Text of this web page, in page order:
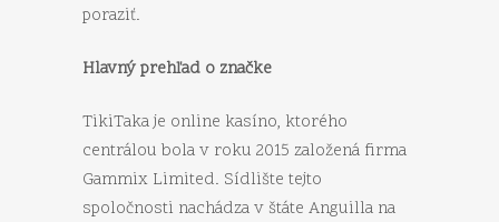
poraziť.
Hlavný prehľad o značke
TikiTaka je online kasíno, ktorého
centrálou bola v roku 2015 založená firma
Gammix Limited. Sídlište tejto
spoločnosti nachádza v štáte Anguilla na